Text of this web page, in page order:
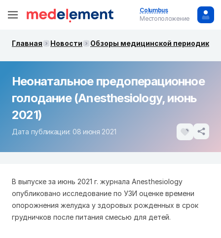
Columbus
Местоположение
Главная Новости Обзоры медицинской периодики.
Неонатальное предоперационное
голодание (Anesthesiology, июнь
2021)
Дата публикации: 08 июня 2021
В выпуске за июнь 2021 г. журнала Anesthesiology
опубликовано исследование по УЗИ оценке времени
опорожнения желудка у здоровых рожденных в срок
грудничков после питания смесью для детей.